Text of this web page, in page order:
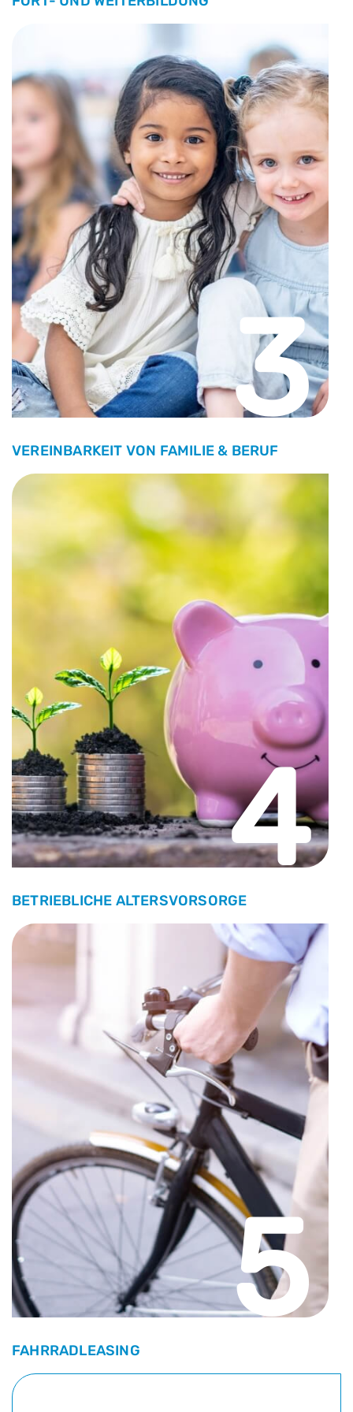
3
VEREINBARKEIT VON FAMILIE & BERUF
4
BETRIEBLICHE ALTERSVORSORGE
5
FAHRRADLEASING